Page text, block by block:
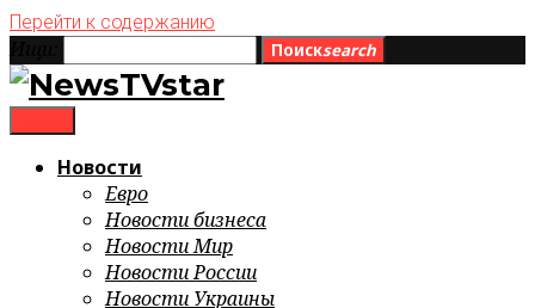
Перейти к содержанию
Поискsearch
Новости
Евро
Новости бизнеса
Новости Мир
Новости России
Новости Украины